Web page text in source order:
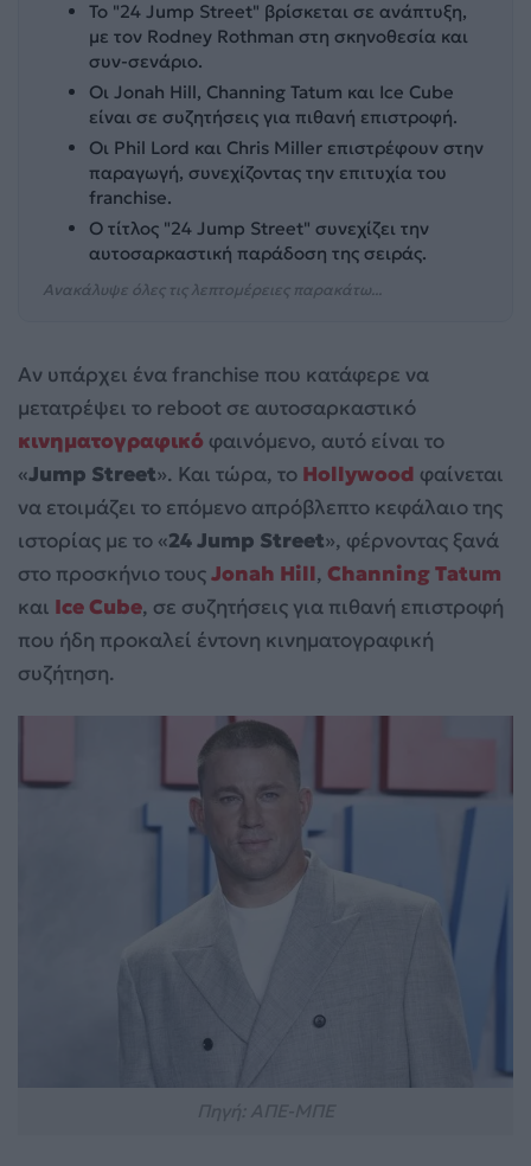
Το "24 Jump Street" βρίσκεται σε ανάπτυξη,
με τον Rodney Rothman στη σκηνοθεσία και
συν-σενάριο.
Οι Jonah Hill, Channing Tatum και Ice Cube
είναι σε συζητήσεις για πιθανή επιστροφή.
Οι Phil Lord και Chris Miller επιστρέφουν στην
παραγωγή, συνεχίζοντας την επιτυχία του
franchise.
Ο τίτλος "24 Jump Street" συνεχίζει την
αυτοσαρκαστική παράδοση της σειράς.
Ανακάλυψε όλες τις λεπτομέρειες παρακάτω...
Αν υπάρχει ένα franchise που κατάφερε να
μετατρέψει το reboot σε αυτοσαρκαστικό
κινηματογραφικό φαινόμενο, αυτό είναι το
«Jump Street». Και τώρα, το Hollywood φαίνεται
να ετοιμάζει το επόμενο απρόβλεπτο κεφάλαιο της
ιστορίας με το «24 Jump Street», φέρνοντας ξανά
στο προσκήνιο τουςJonah Hill, Channing Tatum
και Ice Cube, σε συζητήσεις για πιθανή επιστροφή
που ήδη προκαλεί έντονη κινηματογραφική
συζήτηση.